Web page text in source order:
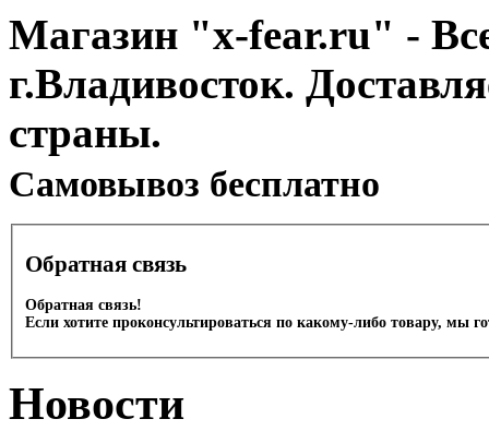
Магазин "x-fear.ru" -
г.Владивосток.
страны.
Cамовывоз бесплатно
Обратная связь
Обратная связь!
Если хотите проконсультироваться по какому-либо товару, мы
Новости